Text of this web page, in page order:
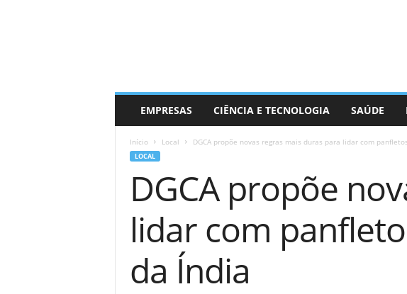
EMPRESAS CIÊNCIA E TECNOLOGIA SAÚDE
Início Local DGCA propõe novas regras mais duras para lidar com
LOCAL
DGCA propõe
lidar com
da Índia